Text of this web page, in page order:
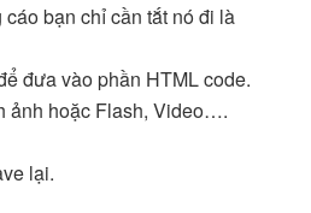
bạn chỉ cần tắt nó đi là
đưa vào phần HTML code.
ảnh hoặc Flash, Video….
lại.